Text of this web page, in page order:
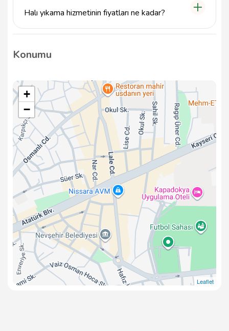
info@tavsiyemiz.com e-posta adresine yazabilirsiniz.
Halı yıkama hizmetinin fiyatları ne kadar?
Halı yıkama hizmetinin fiyatları, halının boyutuna ve
Detaylı bilgi almak için firmamızla iletişime
Konumu
+
−
Leaflet